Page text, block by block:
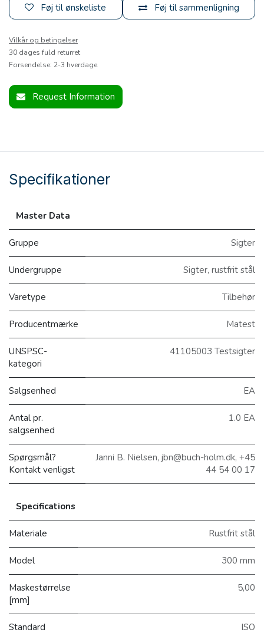
Føj til sammenligning
Føj til ønskeliste
Vilkår og betingelser
30 dages fuld returret
Forsendelse: 2-3 hverdage
Request Information
Specifikationer
Master Data
Gruppe Sigter
Undergruppe Sigter, rustfrit stål
Varetype Tilbehør
Producentmærke Matest
UNSPSC-
kategori
41105003 Testsigter
Salgsenhed EA
Antal pr.
salgsenhed
1.0 EA
Spørgsmål?
Kontakt venligst
Janni B. Nielsen, jbn@buch-holm.dk, +45
44 54 00 17
Specifications
Materiale Rustfrit stål
Model 300 mm
Maskestørrelse
[mm]
5,00
Standard ISO